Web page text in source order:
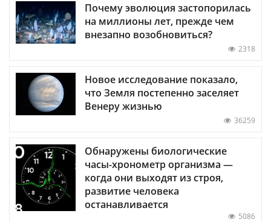
Почему эволюция застопорилась
на миллионы лет, прежде чем
внезапно возобновиться?
2318
Новое исследование показало,
что Земля постепенно заселяет
Венеру жизнью
36259
Обнаружены биологические
часы-хронометр организма —
когда они выходят из строя,
развитие человека
останавливается
5086